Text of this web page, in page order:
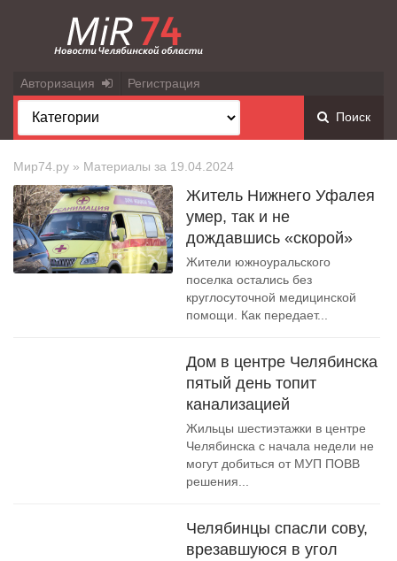
Авторизация Регистрация
Поиск
Мир74.ру » Материалы за 19.04.2024
Житель Нижнего Уфалея
умер, так и не
дождавшись «скорой»
Жители южноуральского
поселка остались без
круглосуточной медицинской
помощи. Как передает...
Дом в центре Челябинска
пятый день топит
канализацией
Жильцы шестиэтажки в центре
Челябинска с начала недели не
могут добиться от МУП ПОВВ
решения...
Челябинцы спасли сову,
врезавшуюся в угол